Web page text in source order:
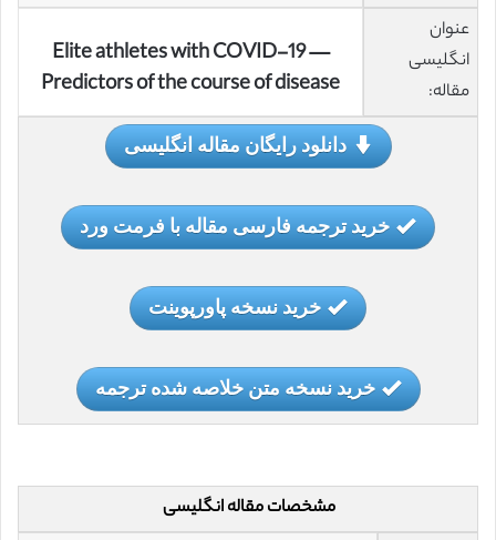
عنوان
انگلیسی
مقاله:
Elite athletes with COVID-19 —
Predictors of the course of disease
دانلود رایگان مقاله انگلیسی
خرید ترجمه فارسی مقاله با فرمت ورد
خرید نسخه پاورپوینت
خرید نسخه متن خلاصه شده ترجمه
مشخصات مقاله انگلیسی